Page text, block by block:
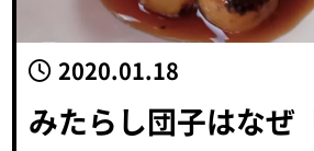
2020.01.18
みたらし団子はなぜ